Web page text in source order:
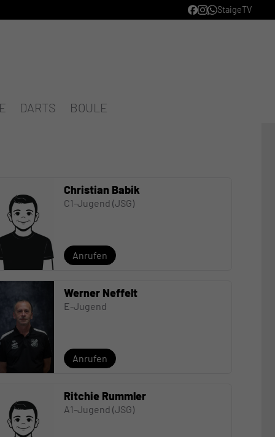
StaigeTV
DARTS BOULE
Christian Babik
C1-Jugend (JSG)
Anrufen
Werner Neffelt
E-Jugend
Anrufen
Ritchie Rummler
A1-Jugend (JSG)